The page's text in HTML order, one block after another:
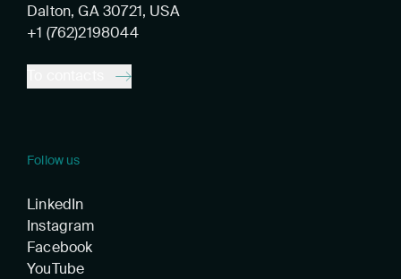
Dalton, GA 30721, USA
+1 (762)2198044
Follow us
LinkedIn
Instagram
Facebook
YouTube